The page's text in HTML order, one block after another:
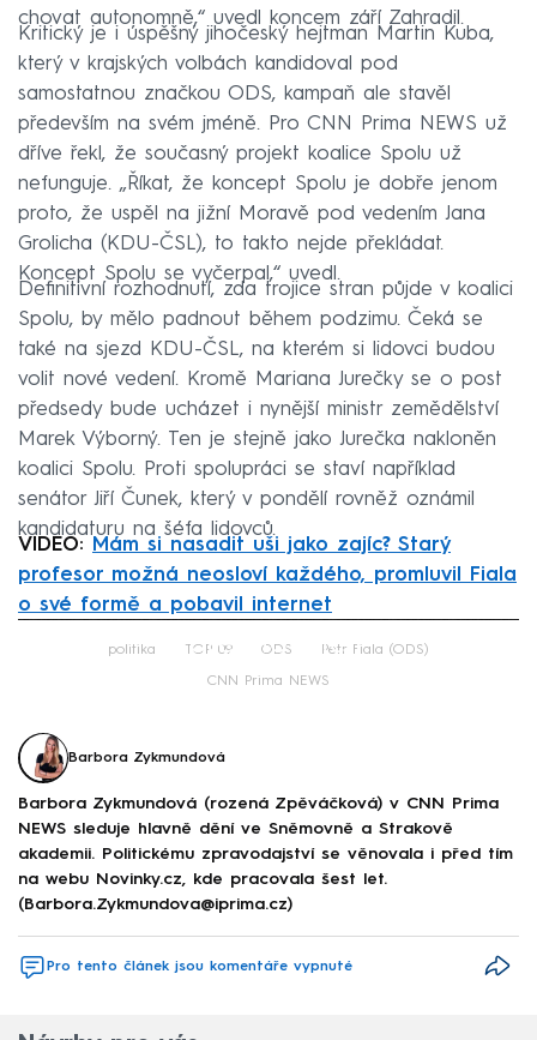
chovat autonomně,“ uvedl koncem září Zahradil.
Kritický je i úspěšný jihočeský hejtman Martin Kuba,
který v krajských volbách kandidoval pod
samostatnou značkou ODS, kampaň ale stavěl
především na svém jméně. Pro CNN Prima NEWS už
dříve řekl, že současný projekt koalice Spolu už
nefunguje. „Říkat, že koncept Spolu je dobře jenom
proto, že uspěl na jižní Moravě pod vedením Jana
Grolicha (KDU-ČSL), to takto nejde překládat.
Koncept Spolu se vyčerpal,“ uvedl.
Definitivní rozhodnutí, zda trojice stran půjde v koalici
Spolu, by mělo padnout během podzimu. Čeká se
také na sjezd KDU-ČSL, na kterém si lidovci budou
volit nové vedení. Kromě Mariana Jurečky se o post
předsedy bude ucházet i nynější ministr zemědělství
Marek Výborný. Ten je stejně jako Jurečka nakloněn
koalici Spolu. Proti spolupráci se staví například
senátor Jiří Čunek, který v pondělí rovněž oznámil
kandidaturu na šéfa lidovců.
VIDEO:
Mám si nasadit uši jako zajíc? Starý
profesor možná neosloví každého, promluvil Fiala
o své formě a pobavil internet
Failed to fetch
politika TOP 09 ODS Petr Fiala (ODS)
CNN Prima NEWS
Barbora Zykmundová
Barbora Zykmundová (rozená Zpěváčková) v CNN Prima
NEWS sleduje hlavně dění ve Sněmovně a Strakově
akademii. Politickému zpravodajství se věnovala i před tím
na webu Novinky.cz, kde pracovala šest let.
(Barbora.Zykmundova@iprima.cz)
Pro tento článek jsou komentáře vypnuté